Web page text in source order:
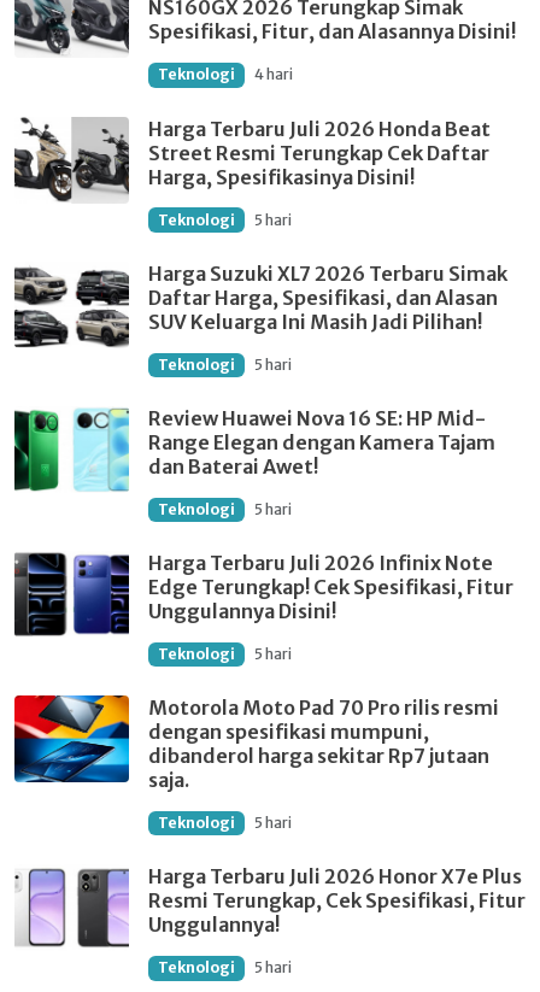
NS160GX 2026 Terungkap Simak
Spesifikasi, Fitur, dan Alasannya Disini!
Teknologi 4 hari
Harga Terbaru Juli 2026 Honda Beat
Street Resmi Terungkap Cek Daftar
Harga, Spesifikasinya Disini!
Teknologi 5 hari
Harga Suzuki XL7 2026 Terbaru Simak
Daftar Harga, Spesifikasi, dan Alasan
SUV Keluarga Ini Masih Jadi Pilihan!
Teknologi 5 hari
Review Huawei Nova 16 SE: HP Mid-
Range Elegan dengan Kamera Tajam
dan Baterai Awet!
Teknologi 5 hari
Harga Terbaru Juli 2026 Infinix Note
Edge Terungkap! Cek Spesifikasi, Fitur
Unggulannya Disini!
Teknologi 5 hari
Motorola Moto Pad 70 Pro rilis resmi
dengan spesifikasi mumpuni,
dibanderol harga sekitar Rp7 jutaan
saja.
Teknologi 5 hari
Harga Terbaru Juli 2026 Honor X7e Plus
Resmi Terungkap, Cek Spesifikasi, Fitur
Unggulannya!
Teknologi 5 hari